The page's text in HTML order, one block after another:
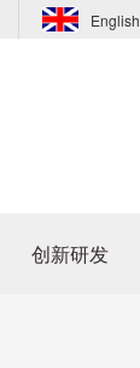
English
创新研发